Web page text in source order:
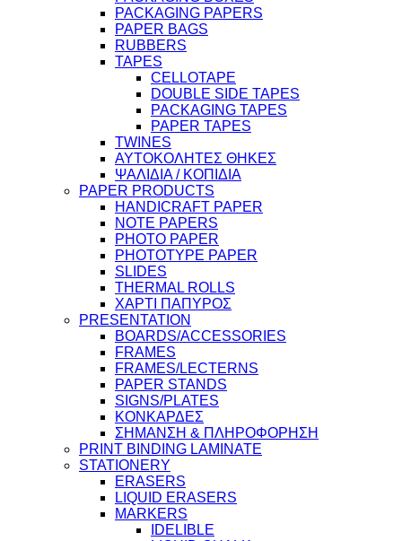
PACKAGING PAPERS
PAPER BAGS
RUBBERS
TAPES
CELLOTAPE
DOUBLE SIDE TAPES
PACKAGING TAPES
PAPER TAPES
TWINES
ΑΥΤΟΚΟΛΗΤΕΣ ΘΗΚΕΣ
ΨΑΛΙΔΙΑ / ΚΟΠΙΔΙΑ
PAPER PRODUCTS
HANDICRAFT PAPER
NOTE PAPERS
PHOTO PAPER
PHOTOTYPE PAPER
SLIDES
THERMAL ROLLS
ΧΑΡΤΙ ΠΑΠΥΡΟΣ
PRESENTATION
BOARDS/ACCESSORIES
FRAMES
FRAMES/LECTERNS
PAPER STANDS
SIGNS/PLATES
ΚΟΝΚΑΡΔΕΣ
ΣΗΜΑΝΣΗ & ΠΛΗΡΟΦΟΡΗΣΗ
PRINT BINDING LAMINATE
STATIONERY
ERASERS
LIQUID ERASERS
MARKERS
IDELIBLE